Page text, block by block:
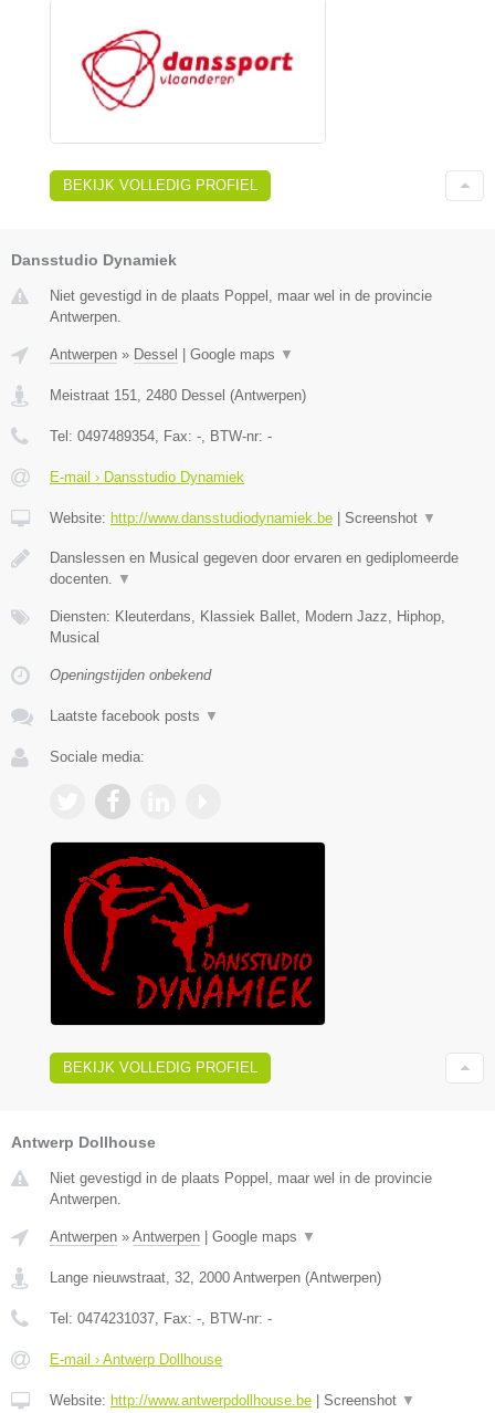
BEKIJK VOLLEDIG PROFIEL
Dansstudio Dynamiek
Niet gevestigd in de plaats Poppel, maar wel in de provincie
Antwerpen.
Antwerpen » Dessel Google maps ▼
Meistraat 151 2480 Dessel (Antwerpen)
Tel: 0497489354 , Fax: - , BTW-nr: -
E-mail › Dansstudio Dynamiek
Website: http://www.dansstudiodynamiek.be Screenshot ▼
Danslessen en Musical gegeven door ervaren en gediplomeerde
docenten.
▼
Diensten: Kleuterdans, Klassiek Ballet, Modern Jazz, Hiphop,
Musical
Openingstijden onbekend
Laatste facebook posts ▼
Sociale media:
BEKIJK VOLLEDIG PROFIEL
Antwerp Dollhouse
Niet gevestigd in de plaats Poppel, maar wel in de provincie
Antwerpen.
Antwerpen » Antwerpen | Google maps ▼
Lange nieuwstraat, 32 2000 Antwerpen (Antwerpen)
Tel: 0474231037 , Fax: - , BTW-nr: -
E-mail › Antwerp Dollhouse
Website: http://www.antwerpdollhouse.be | Screenshot ▼